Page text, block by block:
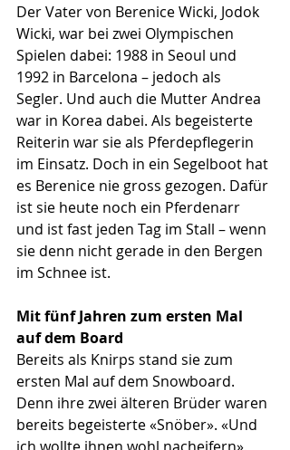
Der Vater von Berenice Wicki, Jodok
Wicki, war bei zwei Olympischen
Spielen dabei: 1988 in Seoul und
1992 in Barcelona – jedoch als
Segler. Und auch die Mutter Andrea
war in Korea dabei. Als begeisterte
Reiterin war sie als Pferdepflegerin
im Einsatz. Doch in ein Segelboot hat
es Berenice nie gross gezogen. Dafür
ist sie heute noch ein Pferdenarr
und ist fast jeden Tag im Stall – wenn
sie denn nicht gerade in den Bergen
im Schnee ist.
Mit fünf Jahren zum ersten Mal
auf dem Board
Bereits als Knirps stand sie zum
ersten Mal auf dem Snowboard.
Denn ihre zwei älteren Brüder waren
bereits begeisterte «Snöber». «Und